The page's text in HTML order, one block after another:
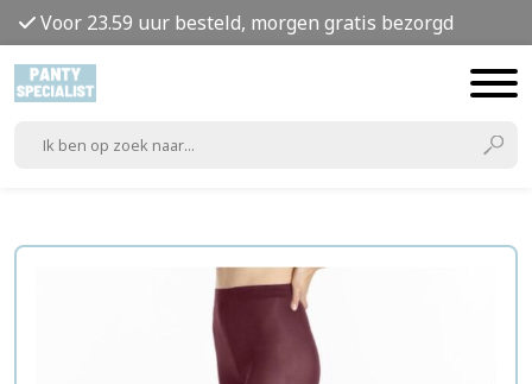
Voor 23.59 uur besteld, morgen gratis bezorgd